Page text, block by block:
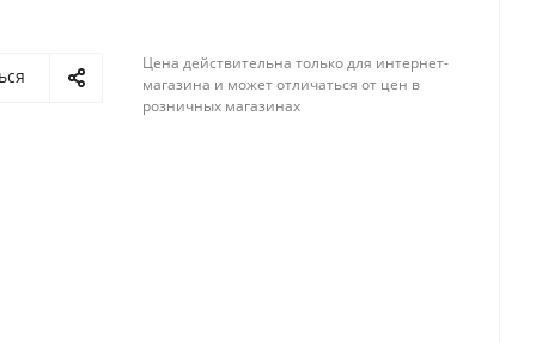
Цена действительна только для интернет-
магазина и может отличаться от цен в
розничных магазинах